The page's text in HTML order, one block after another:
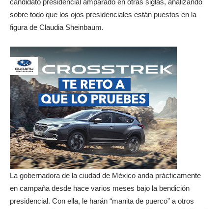
sobre todo que los ojos presidenciales están puestos en la
figura de Claudia Sheinbaum.
La gobernadora de la ciudad de México anda prácticamente
en campaña desde hace varios meses bajo la bendición
presidencial. Con ella, le harán “manita de puerco” a otros